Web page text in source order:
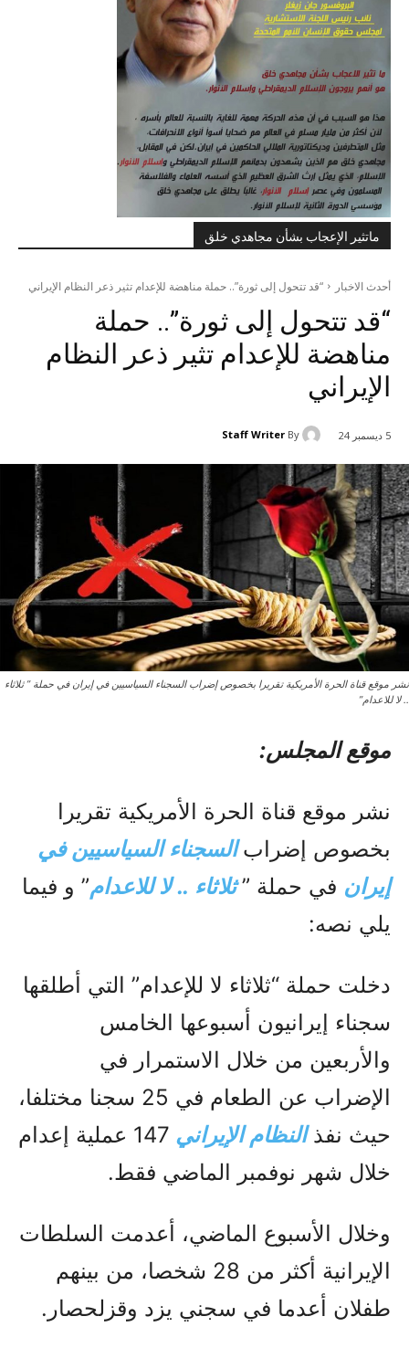
ماتثير الإعجاب بشأن مجاهدي خلق
أحدث الاخبار “قد تتحول إلى ثورة”.. حملة مناهضة للإعدام تثير ذعر النظام الإيراني
“قد تتحول إلى ثورة”.. حملة
مناهضة للإعدام تثير ذعر النظام
الإيراني
5 ديسمبر 24 By
Staff Writer
نشر موقع قناة الحرة الأمريكية تقريرا بخصوص إضراب السجناء السياسيين في إيران في حملة ” ثلاثاء
.. لا للاعدام”
موقع المجلس:
نشر موقع قناة الحرة الأمريكية تقريرا
بخصوص إضرابالسجناء السياسيين في
إيران في حملة ”ثلاثاء .. لا للاعدام” و فيما
يلي نصه:
دخلت حملة “ثلاثاء لا للإعدام” التي أطلقها
سجناء إيرانيون أسبوعها الخامس
والأربعين من خلال الاستمرار في
الإضراب عن الطعام في 25 سجنا مختلفا،
حيث نفذالنظام الإيراني
147 عملية إعدام
خلال شهر نوفمبر الماضي فقط.
وخلال الأسبوع الماضي، أعدمت السلطات
الإيرانية أكثر من 28 شخصا، من بينهم
طفلان أعدما في سجني يزد وقزلحصار.